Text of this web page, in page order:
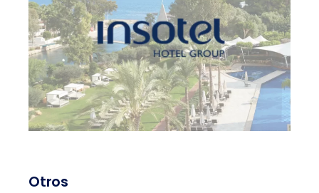
Otros